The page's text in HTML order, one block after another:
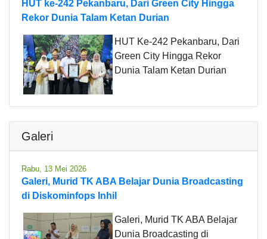
HUT ke-242 Pekanbaru, Dari Green City Hingga
Rekor Dunia Talam Ketan Durian
HUT Ke-242 Pekanbaru, Dari
Green City Hingga Rekor
Dunia Talam Ketan Durian
Galeri
Rabu, 13 Mei 2026
Galeri, Murid TK ABA Belajar Dunia Broadcasting
di Diskominfops Inhil
Galeri, Murid TK ABA Belajar
Dunia Broadcasting di